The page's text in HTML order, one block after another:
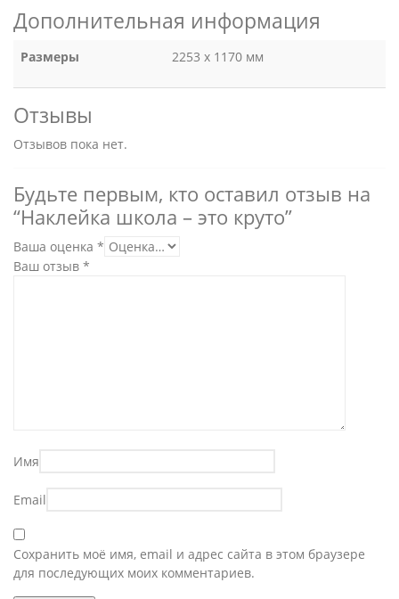
Дополнительная информация
Размеры 2253 х 1170 мм
Отзывы
Отзывов пока нет.
Будьте первым, кто оставил отзыв на
“Наклейка школа – это круто”
Ваша оценка *
Ваш отзыв *
Имя
Email
Сохранить моё имя, email и адрес сайта в этом браузере
для последующих моих комментариев.